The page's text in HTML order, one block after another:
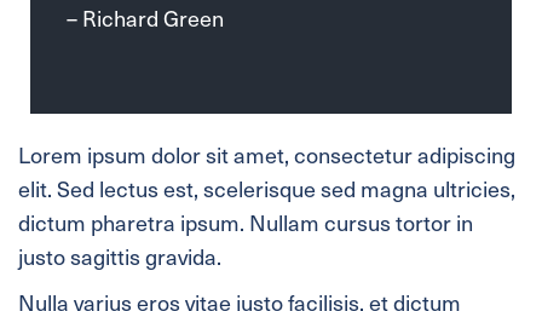
– Richard Green
Lorem ipsum dolor sit amet, consectetur adipiscing
elit. Sed lectus est, scelerisque sed magna ultricies,
dictum pharetra ipsum. Nullam cursus tortor in
justo sagittis gravida.
Nulla varius eros vitae justo facilisis, et dictum